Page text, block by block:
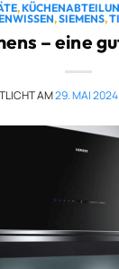
,
,SIEMENS,
– eine
AM29. MAI 2024